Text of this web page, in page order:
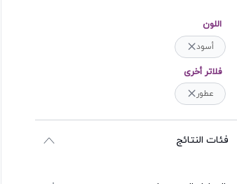
اللون
أسود
فلاتر أخرى
عطور
فئات النتائج